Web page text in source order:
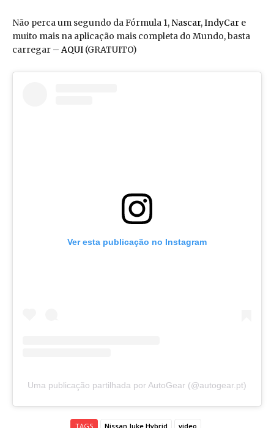
Não perca um segundo da Fórmula 1, Nascar,IndyCar e
muito mais na aplicação mais completa do Mundo, basta
carregar – AQUI (GRATUITO)
Ver esta publicação no Instagram
Uma publicação partilhada por AutoGear (@autogear.pt)
TAGS Nissan Juke Hybrid video